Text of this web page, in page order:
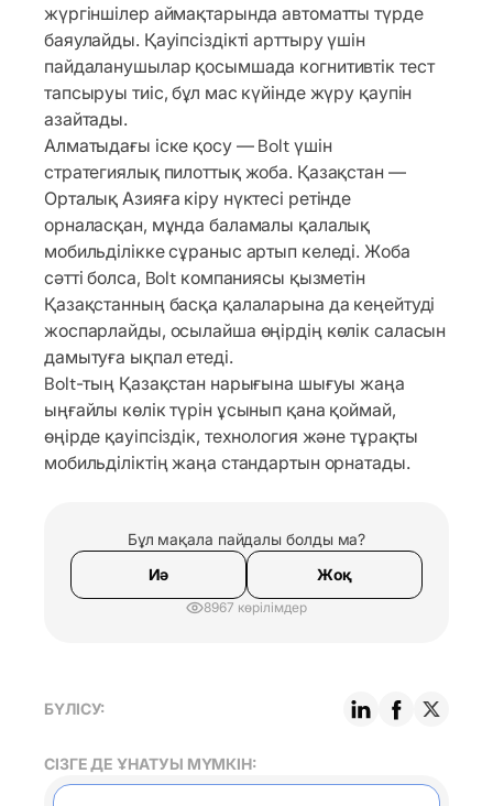
жүргіншілер аймақтарында автоматты түрде
баяулайды. Қауіпсіздікті арттыру үшін
пайдаланушылар қосымшада когнитивтік тест
тапсыруы тиіс, бұл мас күйінде жүру қаупін
азайтады.
Алматыдағы іске қосу — Bolt үшін
стратегиялық пилоттық жоба. Қазақстан —
Орталық Азияға кіру нүктесі ретінде
орналасқан, мұнда баламалы қалалық
мобильділікке сұраныс артып келеді. Жоба
сәтті болса, Bolt компаниясы қызметін
Қазақстанның басқа қалаларына да кеңейтуді
жоспарлайды, осылайша өңірдің көлік саласын
дамытуға ықпал етеді.
Bolt-тың Қазақстан нарығына шығуы жаңа
ыңғайлы көлік түрін ұсынып қана қоймай,
өңірде қауіпсіздік, технология және тұрақты
мобильділіктің жаңа стандартын орнатады.
Бұл мақала пайдалы болды ма?
Иә
Жоқ
8967 көрілімдер
БҮЛІСУ:
СІЗГЕ ДЕ ҰНАТУЫ МҮМКІН: